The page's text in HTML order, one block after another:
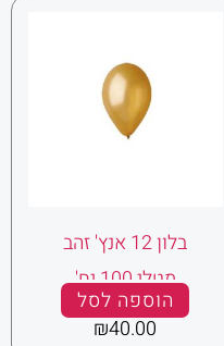
בלון 12 אנץ' זהב
מטלי 100 יח'
הוספה לסל
₪40.00